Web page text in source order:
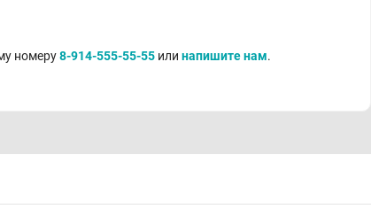
номеру8-914-555-55-55 или напишите нам.